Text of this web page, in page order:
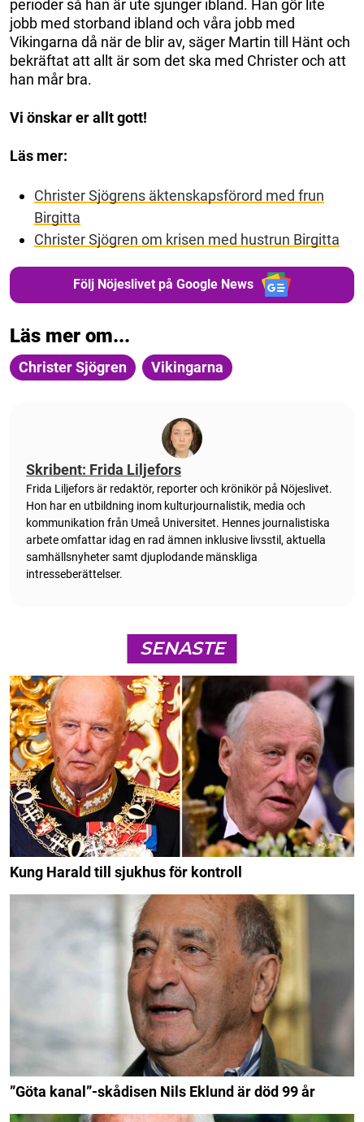
perioder så han är ute sjunger ibland. Han gör lite
jobb med storband ibland och våra jobb med
Vikingarna då när de blir av, säger Martin till Hänt och
bekräftat att allt är som det ska med Christer och att
han mår bra.
Vi önskar er allt gott!
Läs mer:
Christer Sjögrens äktenskapsförord med frun
Birgitta
Christer Sjögren om krisen med hustrun Birgitta
Följ Nöjeslivet på Google News
Läs mer om...
Christer Sjögren Vikingarna
Skribent: Frida Liljefors
Frida Liljefors är redaktör, reporter och krönikör på Nöjeslivet.
Hon har en utbildning inom kulturjournalistik, media och
kommunikation från Umeå Universitet. Hennes journalistiska
arbete omfattar idag en rad ämnen inklusive livsstil, aktuella
samhällsnyheter samt djuplodande mänskliga
intresseberättelser.
SENASTE
Kung Harald till sjukhus för kontroll
”Göta kanal”-skådisen Nils Eklund är död 99 år